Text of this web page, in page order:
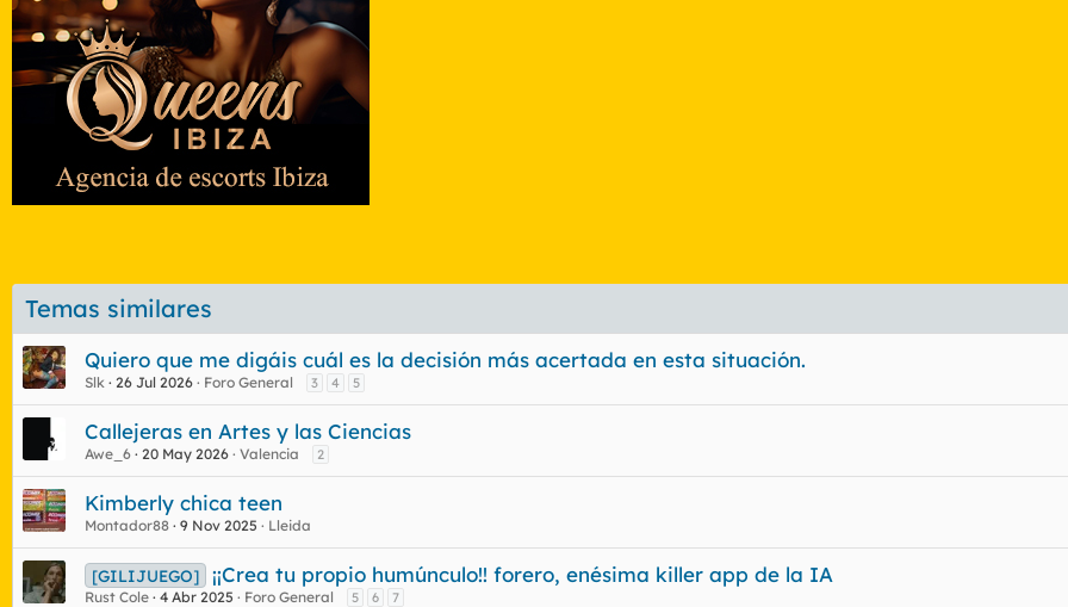
Temas similares
Quiero que me digáis cuál es la decisión más acertada en esta situación.
Slk 26 Jul 2026 Foro General 3 4 5
Callejeras en Artes y las Ciencias
Awe_6 20 May 2026 Valencia 2
Kimberly chica teen
Montador88 9 Nov 2025 Lleida
[GILIJUEGO] ¡¡Crea tu propio humúnculo!! forero, enésima killer app de la IA
Rust Cole 4 Abr 2025 Foro General 5 6 7